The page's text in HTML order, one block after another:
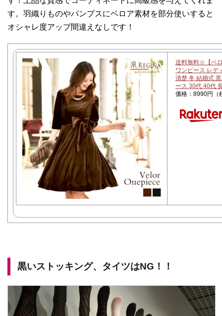
す。羽織りものやパンプスにベロア素材を部分使いすると
オシャレ度アップ間違えなしです！
送料無料☆【ベ
ワンピース レデ
清楚 冬 結婚式
ース 30代 40代
価格：8990円（
黒いストッキング、タイツはNG！！